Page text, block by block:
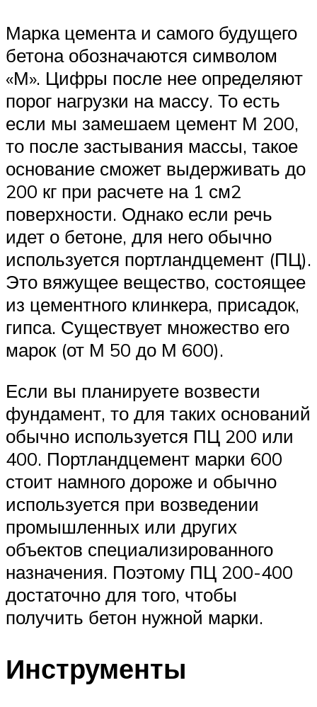
Марка цемента и самого будущего
бетона обозначаются символом
«М». Цифры после нее определяют
порог нагрузки на массу. То есть
если мы замешаем цемент М 200,
то после застывания массы, такое
основание сможет выдерживать до
200 кг при расчете на 1 см2
поверхности. Однако если речь
идет о бетоне, для него обычно
используется портландцемент (ПЦ).
Это вяжущее вещество, состоящее
из цементного клинкера, присадок,
гипса. Существует множество его
марок (от М 50 до М 600).
Если вы планируете возвести
фундамент, то для таких оснований
обычно используется ПЦ 200 или
400. Портландцемент марки 600
стоит намного дороже и обычно
используется при возведении
промышленных или других
объектов специализированного
назначения. Поэтому ПЦ 200-400
достаточно для того, чтобы
получить бетон нужной марки.
Инструменты